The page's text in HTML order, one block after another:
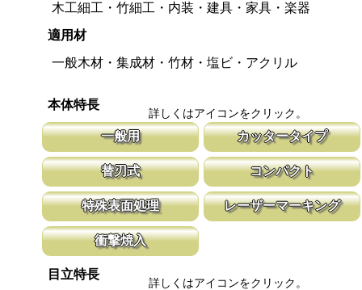
木工細工・竹細工・内装・建具・家具・楽器
適用材
一般木材・集成材・竹材・塩ビ・アクリル
本体特長
詳しくはアイコンをクリック。
一般用
木材・竹材・塩ビ・プラスチックに対応した目立てを施していま
す。 お子様の工作や木製品の切断や解体などにご使用頂けます。
カッタータイプ
カッターナイフのグリップを使用した鋸で
大きな鋸を持ち歩くのは大変ですが、この
納可能。
替刃式
新しい鋸刃に取り替える事で、ご購入時の切れ味が復活します。
鋸刃のマーキング（右下）に替刃品番を明記しています。
コンパクト
１８０㎜以下で、道具箱にも収納できる使
げ作業に使いやすいサイズ。 ＤＩＹにも
特殊表面処理
鋸刃表面にメッキ処理をして、サビから鋸をまもっています。 サ
ビにより切断材料を汚す心配がありません。
レーザーマーキング
衝撃焼入
耐摩耗性に優れ、粘りのある刃に仕上がります。これが永切れする
目立特長
詳しくはアイコンをクリック。